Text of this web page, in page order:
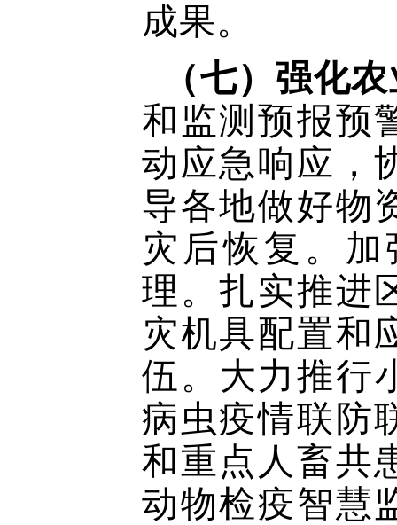
成果。
（七）强化
和监测预报预
动应急响应，
导各地做好物
灾后恢复。
理。扎实推进
灾机具配置和
伍。大力推行
病虫疫情联防
和重点人畜共
动物检疫智慧